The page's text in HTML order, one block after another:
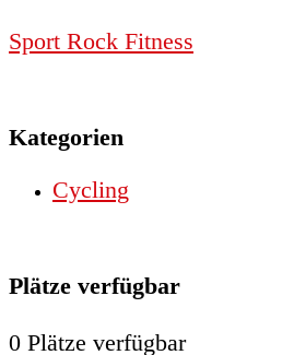
Sport Rock Fitness
Kategorien
Cycling
Plätze verfügbar
0 Plätze verfügbar